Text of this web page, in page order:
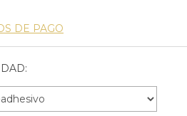
DE PAGO